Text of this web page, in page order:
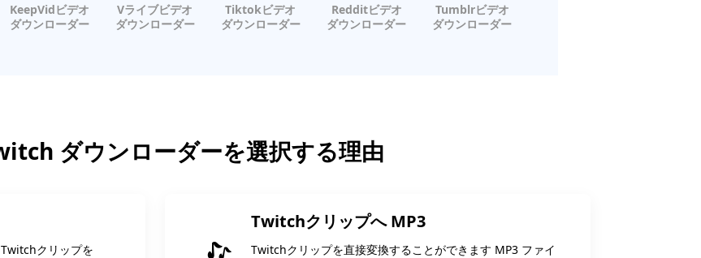
KeepVidビデオ
ダウンローダー
Vライブビデオ
ダウンローダー
Tiktokビデオ
ダウンローダー
Redditビデオ
ダウンローダー
Tumblrビデオ
ダウンローダー
ダウンローダーを選択する理由
クリップを
Twitchクリップへ MP3
Twitchクリップを直接変換することができます MP3 ファイ